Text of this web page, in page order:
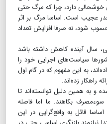
خوشحالی دارد، چرا که مرگ حتی
عجیب است. اساسا مرگ بر اثر
شود، نه صرفا افزایش تعداد
سال آینده کاهش داشته باشد
سیاست‌های اجرایی خود را
به این مفهوم که در گام اول
راهکار زده‌اند.
و به همین دلیل توانسته‌اند تا
بکاهند. ما اما فاصله
قائل به واقع‌گرایی در این